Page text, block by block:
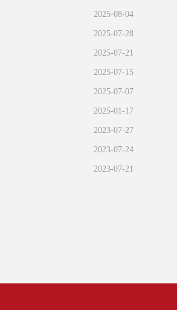
2025-08-04
2025-07-28
2025-07-21
2025-07-15
2025-07-07
2025-01-17
2023-07-27
2023-07-24
2023-07-21